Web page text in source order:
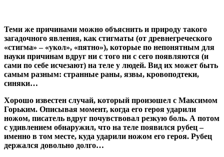
Теми же причинами можно объяснить и природу такого
загадочного явления, как стигматы (от древнегреческого
«стигма» – «укол», «пятно»), которые по непонятным для
науки причинам вдруг ни с того ни с сего появляются (и
сами по себе исчезают) на теле у людей. Вид их может быть
самым разным: странные раны, язвы, кровоподтеки,
синяки…
Хорошо известен случай, который произошел с Максимом
Горьким. Описывая момент, когда его героя ударили
ножом, писатель вдруг почувствовал резкую боль. А потом
с удивлением обнаружил, что на теле появился рубец –
именно в том месте, куда ударили ножом его героя. Рубец
держался довольно долго…